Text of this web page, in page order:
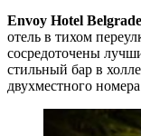
Envoy Hotel Belgrade
отель в тихом
сосредоточены
стильный бар в
двухместного